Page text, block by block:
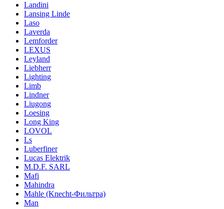
Landini
Lansing Linde
Laso
Laverda
Lemforder
LEXUS
Leyland
Liebherr
Lighting
Limb
Lindner
Liugong
Loesing
Long King
LOVOL
Ls
Luberfiner
Lucas Elektrik
M.D.F. SARL
Mafi
Mahindra
Mahle (Knecht-Фильтра)
Man